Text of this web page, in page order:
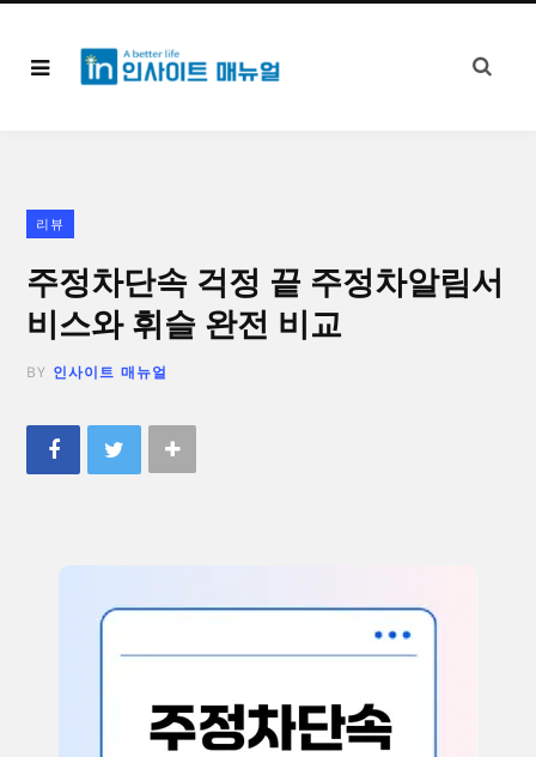
리뷰
주정차단속 걱정 끝 주정차알림서
비스와 휘슬 완전 비교
BY 인사이트 매뉴얼